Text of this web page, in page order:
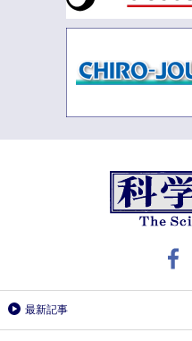
最新記事